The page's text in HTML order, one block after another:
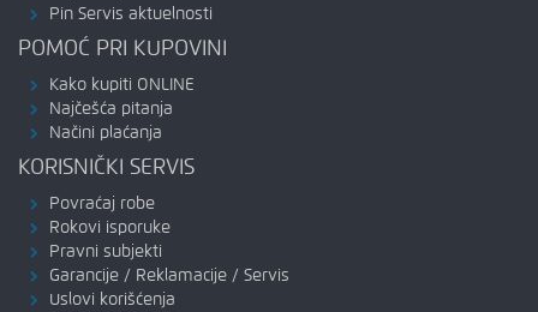
Pin Servis aktuelnosti
POMOĆ PRI KUPOVINI
Kako kupiti ONLINE
Najčešća pitanja
Načini plaćanja
KORISNIČKI SERVIS
Povraćaj robe
Rokovi isporuke
Pravni subjekti
Garancije / Reklamacije / Servis
Uslovi korišćenja